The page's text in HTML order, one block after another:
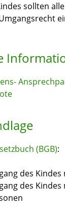
sollten
(BGB):
des
des